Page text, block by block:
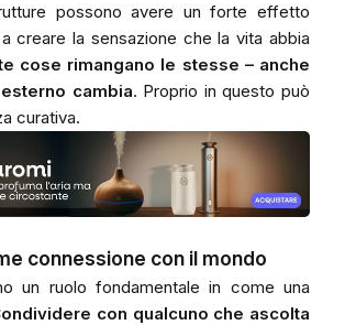
possono avere un forte effetto
creare la sensazione che la vita abbia
cose rimangano le stesse – anche
cambia. Proprio in questo può
curativa.
connessione con il mondo
un ruolo fondamentale in come una
con qualcuno che ascolta